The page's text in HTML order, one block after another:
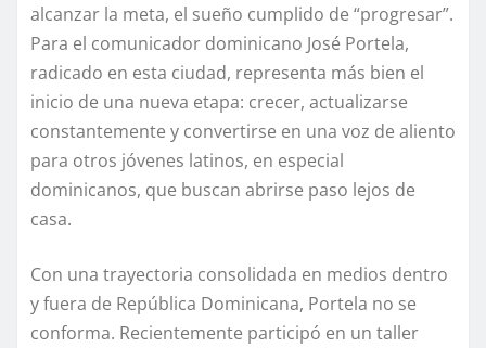
alcanzar la meta, el sueño cumplido de “progresar”.
Para el comunicador dominicano José Portela,
radicado en esta ciudad, representa más bien el
inicio de una nueva etapa: crecer, actualizarse
constantemente y convertirse en una voz de aliento
para otros jóvenes latinos, en especial
dominicanos, que buscan abrirse paso lejos de
casa.
Con una trayectoria consolidada en medios dentro
y fuera de República Dominicana, Portela no se
conforma. Recientemente participó en un taller